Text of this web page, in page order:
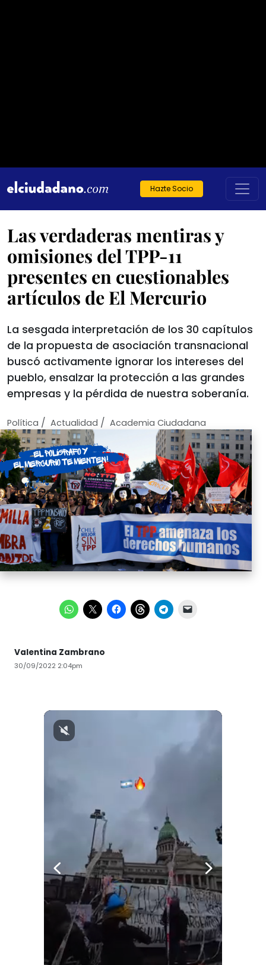
Hazte Socio
Las verdaderas mentiras y
omisiones del TPP-11
presentes en cuestionables
artículos de El Mercurio
La sesgada interpretación de los 30 capítulos
de la propuesta de asociación transnacional
buscó activamente ignorar los intereses del
pueblo, ensalzar la protección a las grandes
empresas y la pérdida de nuestra soberanía.
Política / Actualidad / Academia Ciudadana
Valentina Zambrano
30/09/2022 2:04pm